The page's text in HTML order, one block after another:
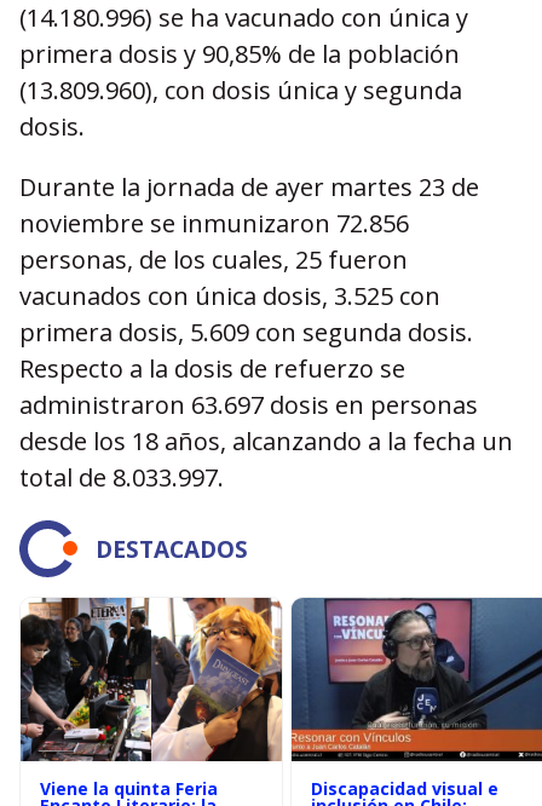
(14.180.996) se ha vacunado con única y
primera dosis y 90,85% de la población
(13.809.960), con dosis única y segunda
dosis.
Durante la jornada de ayer martes 23 de
noviembre se inmunizaron 72.856
personas, de los cuales, 25 fueron
vacunados con única dosis, 3.525 con
primera dosis, 5.609 con segunda dosis.
Respecto a la dosis de refuerzo se
administraron 63.697 dosis en personas
desde los 18 años, alcanzando a la fecha un
total de 8.033.997.
DESTACADOS
Viene la quinta Feria Discapacidad visual e